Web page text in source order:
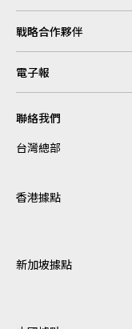
戰略合作夥伴
電子報
聯絡我們
台灣總部
香港據點
新加坡據點